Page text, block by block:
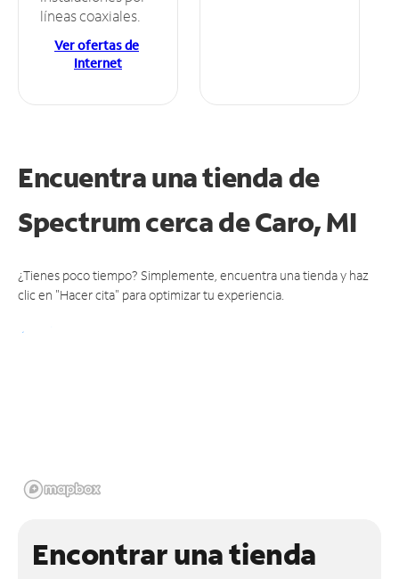
líneas coaxiales.
Ver ofertas de
Internet
Encuentra una tienda de
Spectrumcerca de Caro, MI
¿Tienes poco tiempo? Simplemente, encuentra una tienda y haz
clic en "Hacer cita" para optimizar tu experiencia.
Encontrar una tienda